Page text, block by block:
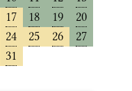
17 18 19
20
24 25 26
27
31